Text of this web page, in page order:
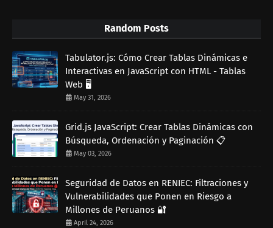
Random Posts
Tabulator.js: Cómo Crear Tablas Dinámicas e
Interactivas en JavaScript con HTML - Tablas
Web 🖥️
May 31, 2026
Grid.js JavaScript: Crear Tablas Dinámicas con
Búsqueda, Ordenación y Paginación 📋
May 03, 2026
Seguridad de Datos en RENIEC: Filtraciones y
Vulnerabilidades que Ponen en Riesgo a
Millones de Peruanos 🔐
April 24, 2026